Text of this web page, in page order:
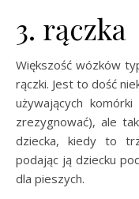
3. rączka
Większość wózków
rączki. Jest to dość
używających
zrezygnować), ale
dziecka, kiedy to
podając ją dziecku
dla pieszych.